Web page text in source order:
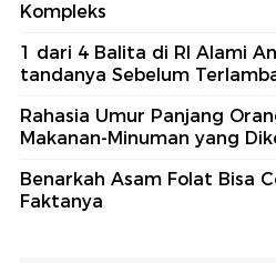
Kompleks
1 dari 4 Balita di RI Alami
tandanya Sebelum
Rahasia Umur Panjang
Makanan-Minuman yang
Benarkah Asam Folat Bisa
Faktanya